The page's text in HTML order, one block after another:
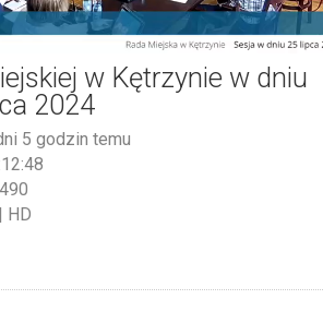
w Kętrzynie w dniu
2024
5 godzin temu
| HD